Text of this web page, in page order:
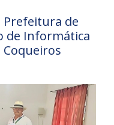
Prefeitura de
de Informática